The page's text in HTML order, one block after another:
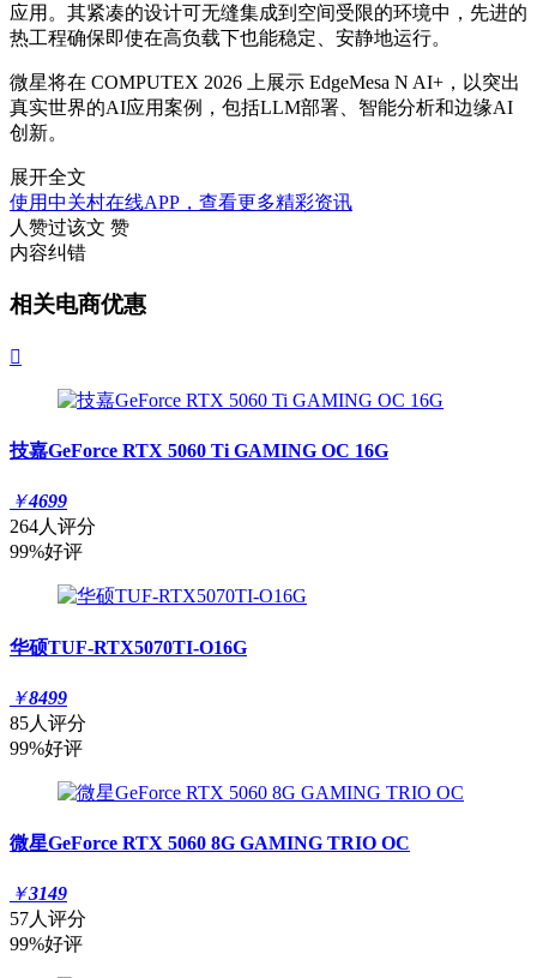
应用。其紧凑的设计可无缝集成到空间受限的环境中，先进的
热工程确保即使在高负载下也能稳定、安静地运行。
微星将在 COMPUTEX 2026 上展示 EdgeMesa N AI+，以突出
真实世界的AI应用案例，包括LLM部署、智能分析和边缘AI
创新。
展开全文
使用中关村在线APP，查看更多精彩资讯
人赞过该文 赞
内容纠错
相关电商优惠

技嘉GeForce RTX 5060 Ti GAMING OC 16G
￥4699
264人评分
99%好评
华硕TUF-RTX5070TI-O16G
￥8499
85人评分
99%好评
微星GeForce RTX 5060 8G GAMING TRIO OC
￥3149
57人评分
99%好评